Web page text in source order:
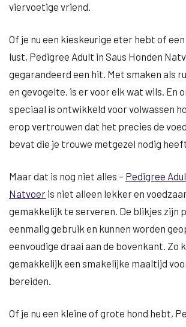
viervoetige vriend.
Of je nu een kieskeurige eter hebt of
lust, Pedigree Adult in Saus Honden
gegarandeerd een hit. Met smaken als
en gevogelte, is er voor elk wat wils. En
speciaal is ontwikkeld voor volwassen
erop vertrouwen dat het precies de
bevat die je trouwe metgezel nodig
Maar dat is nog niet alles – Pedigree
Natvoer is niet alleen lekker en
gemakkelijk te serveren. De blikjes zijn
eenmalig gebruik en kunnen worden
eenvoudige draai aan de bovenkant. Zo
gemakkelijk een smakelijke maaltijd
bereiden.
Of je nu een kleine of grote hond hebt,